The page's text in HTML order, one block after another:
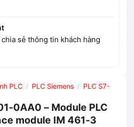
sẻ thông tin khách hàng
PLC / PLC Siemens / PLC S7-
0AA0 – Module PLC
module IM 461-3